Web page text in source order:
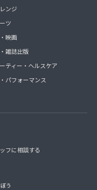
ンジ
ツ
映画
雑誌出版
ティー・ヘルスケア
パフォーマンス
フに相談する
う